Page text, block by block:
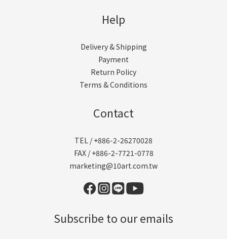
Help
Delivery & Shipping
Payment
Return Policy
Terms & Conditions
Contact
TEL / +886-2-26270028
FAX / +886-2-7721-0778
marketing@10art.com.tw
Subscribe to our emails